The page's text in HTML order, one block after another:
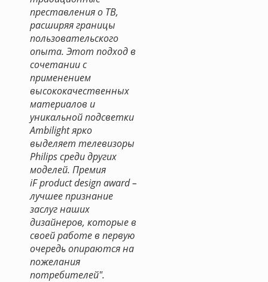
преставления о ТВ,
расширяя границы
пользовательского
опыта. Этот подход в
сочетании с
применением
высококачественных
материалов и
уникальной подсветки
Ambilight ярко
выделяет телевизоры
Philips среди других
моделей. Премия
iF product design award –
лучшее признание
заслуг наших
дизайнеров, которые в
своей работе в первую
очередь опираются на
пожелания
потребителей".